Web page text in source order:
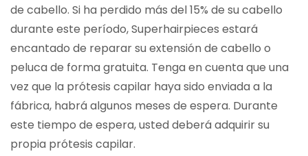
de cabello. Si ha perdido más del 15% de su cabello
durante este período, Superhairpieces estará
encantado de reparar su extensión de cabello o
peluca de forma gratuita. Tenga en cuenta que una
vez que la prótesis capilar haya sido enviada a la
fábrica, habrá algunos meses de espera. Durante
este tiempo de espera, usted deberá adquirir su
propia prótesis capilar.